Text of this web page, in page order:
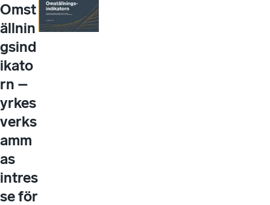
Omst
ällnin
gsind
ikato
rn –
yrkes
verks
amm
as
intres
se för